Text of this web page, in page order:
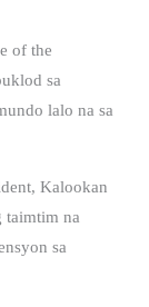
of the
sa
lalo na sa
Kalookan
taimtim na
sa